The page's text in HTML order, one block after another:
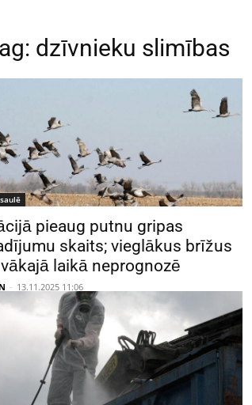
dzīvnieku slimības
pieaug putnu gripas
skaits; vieglākus brīžus
laikā neprognozē
- 13.11.2025 11:06